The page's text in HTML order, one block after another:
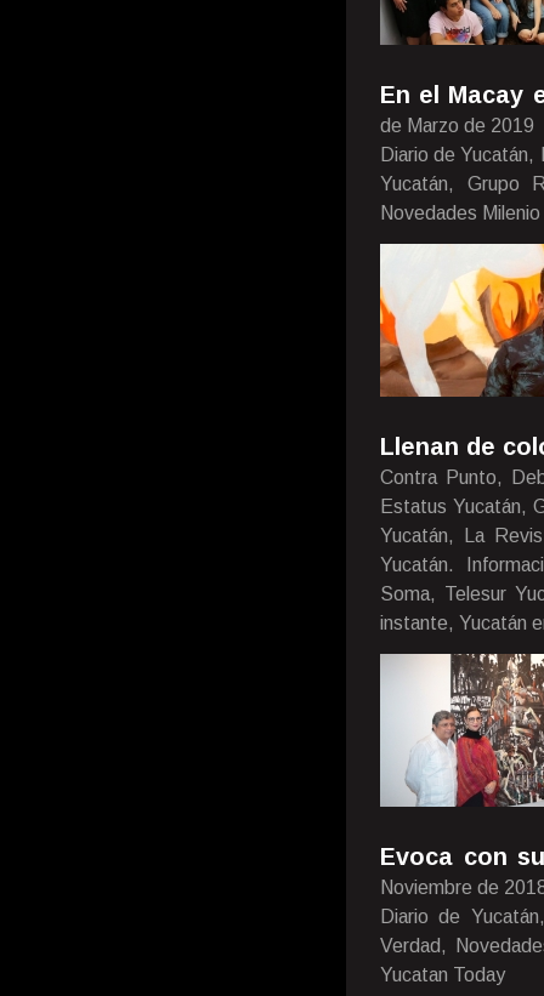
En el Macay
de Marzo de 2019
Diario de
Yucatán, Grupo
Novedades Milenio
Llenan de
Contra Punto,
Estatus Yucatán,
Yucatán, La
Yucatán.
Soma, Telesur
instante, Yucatán
Evoca con
Noviembre de
Diario de
Verdad,
Yucatan Today